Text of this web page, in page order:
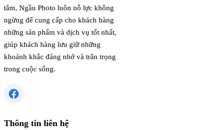
tâm, Ngầu Photo luôn nỗ lực không
ngừng để cung cấp cho khách hàng
những sản phẩm và dịch vụ tốt nhất,
giúp khách hàng lưu giữ những
khoảnh khắc đáng nhớ và trân trọng
trong cuộc sống.
Thông tin liên hệ